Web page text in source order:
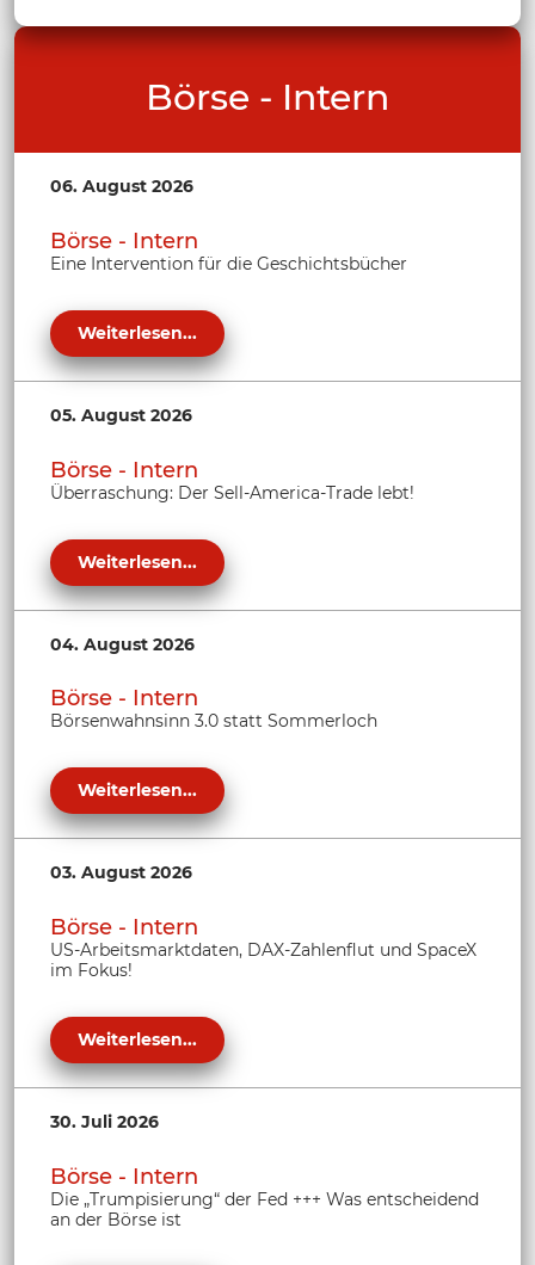
Börse - Intern
06. August 2026
Börse - Intern
Eine Intervention für die Geschichtsbücher
Weiterlesen...
05. August 2026
Börse - Intern
Überraschung: Der Sell-America-Trade lebt!
Weiterlesen...
04. August 2026
Börse - Intern
Börsenwahnsinn 3.0 statt Sommerloch
Weiterlesen...
03. August 2026
Börse - Intern
US-Arbeitsmarktdaten, DAX-Zahlenflut und SpaceX
im Fokus!
Weiterlesen...
30. Juli 2026
Börse - Intern
Die „Trumpisierung“ der Fed +++ Was entscheidend
an der Börse ist